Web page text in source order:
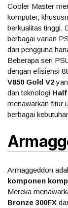
Cooler Master
komputer,
berkualitas tinggi.
berbagai varian
dari pengguna
Beberapa seri
dengan efisiensi
V850 Gold V2
dan teknologi
menawarkan fitur
berbagai
Armaggeddon
komponen
Mereka
Bronze 300FX